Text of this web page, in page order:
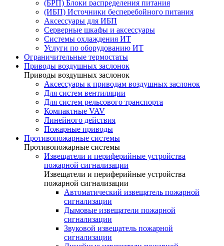
(БРП) Блоки распределения питания
(ИБП) Источники бесперебойного питания
Аксессуары для ИБП
Серверные шкафы и аксессуары
Системы охлаждения ИТ
Услуги по оборудованию ИТ
Ограничительные термостаты
Приводы воздушных заслонок
Приводы воздушных заслонок
Аксессуары к приводам воздушных заслонок
Для систем вентиляции
Для систем рельсового транспорта
Компактные VAV
Линейного действия
Пожарные приводы
Противопожарные системы
Противопожарные системы
Извещатели и периферийные устройства
пожарной сигнализации
Извещатели и периферийные устройства
пожарной сигнализации
Автоматический извещатель пожарной
сигнализации
Дымовые извещатели пожарной
сигнализации
Звуковой извещатель пожарной
сигнализации